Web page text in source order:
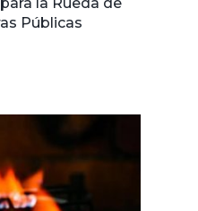
Públicas